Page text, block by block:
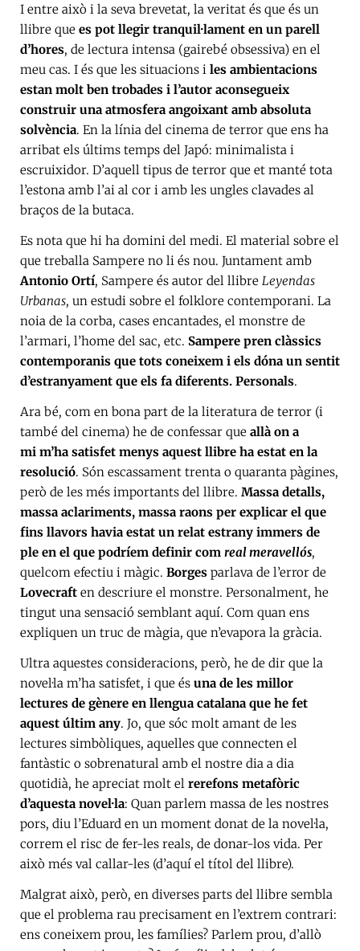
I entre això i la seva brevetat, la veritat és que és un
llibre que es pot llegir tranquil·lament en un parell
d’hores, de lectura intensa (gairebé obsessiva) en el
meu cas. I és que les situacions i les ambientacions
estan molt ben trobades i l’autor aconsegueix
construir una atmosfera angoixant amb absoluta
solvència. En la línia del cinema de terror que ens ha
arribat els últims temps del Japó: minimalista i
escruixidor. D’aquell tipus de terror que et manté tota
l’estona amb l’ai al cor i amb les ungles clavades al
braços de la butaca.
Es nota que hi ha domini del medi. El material sobre el
que treballa Sampere no li és nou. Juntament amb
Antonio Ortí, Sampere és autor del llibre Leyendas
Urbanas, un estudi sobre el folklore contemporani. La
noia de la corba, cases encantades, el monstre de
l’armari, l’home del sac, etc. Sampere pren clàssics
contemporanis que tots coneixem i els dóna un sentit
d’estranyament que els fa diferents. Personals.
Ara bé, com en bona part de la literatura de terror (i
també del cinema) he de confessar que allà on a
mi m’ha satisfet menys aquest llibre ha estat en la
resolució. Són escassament trenta o quaranta pàgines,
però de les més importants del llibre. Massa detalls,
massa aclariments, massa raons per explicar el que
fins llavors havia estat un relat estrany immers de
ple en el que podríem definir com real meravellós,
quelcom efectiu i màgic. Borges parlava de l’error de
Lovecraft en descriure el monstre. Personalment, he
tingut una sensació semblant aquí. Com quan ens
expliquen un truc de màgia, que n’evapora la gràcia.
Ultra aquestes consideracions, però, he de dir que la
novel·la m’ha satisfet, i que és una de les millor
lectures de gènere en llengua catalana que he fet
aquest últim any. Jo, que sóc molt amant de les
lectures simbòliques, aquelles que connecten el
fantàstic o sobrenatural amb el nostre dia a dia
quotidià, he apreciat molt el rerefons metafòric
d’aquesta novel·la: Quan parlem massa de les nostres
pors, diu l’Eduard en un moment donat de la novel·la,
correm el risc de fer-les reals, de donar-los vida. Per
això més val callar-les (d’aquí el títol del llibre).
Malgrat això, però, en diverses parts del llibre sembla
que el problema rau precisament en l’extrem contrari:
ens coneixem prou, les famílies? Parlem prou, d’allò